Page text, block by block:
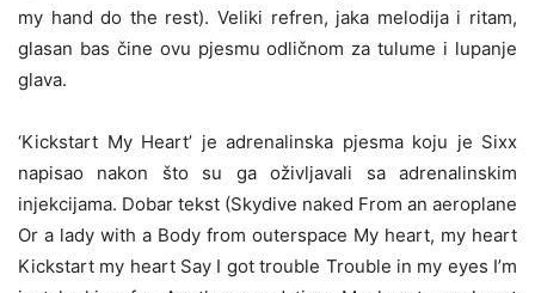
my hand do the rest). Veliki refren, jaka melodija i ritam,
glasan bas čine ovu pjesmu odličnom za tulume i lupanje
glava.
‘Kickstart My Heart’ je adrenalinska pjesma koju je Sixx
napisao nakon što su ga oživljavali sa adrenalinskim
injekcijama. Dobar tekst (Skydive naked From an aeroplane
Or a lady with a Body from outerspace My heart, my heart
Kickstart my heart Say I got trouble Trouble in my eyes I’m